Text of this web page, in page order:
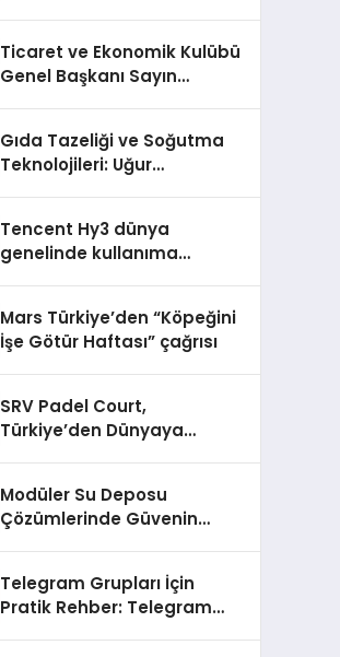
Ticaret ve Ekonomik Kulübü
Genel Başkanı Sayın
şunları kaydetti:
Gıda Tazeliği ve Soğutma
Teknolojileri: Uğur
Tencent Hy3 dünya
genelinde kullanıma
Mars Türkiye’den “Köpeğini
İşe Götür Haftası” çağrısı
SRV Padel Court,
Türkiye’den Dünyaya
Modüler Su Deposu
Çözümlerinde Güvenin
Telegram Grupları İçin
Pratik Rehber: Telegram